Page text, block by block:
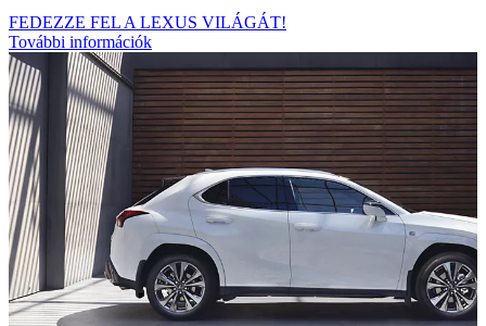
FEDEZZE FEL A LEXUS VILÁGÁT!
További információk